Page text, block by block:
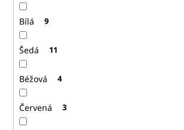
Bílá 9
Šedá 11
Béžová 4
Červená 3